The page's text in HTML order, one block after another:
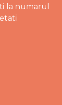
la numarul